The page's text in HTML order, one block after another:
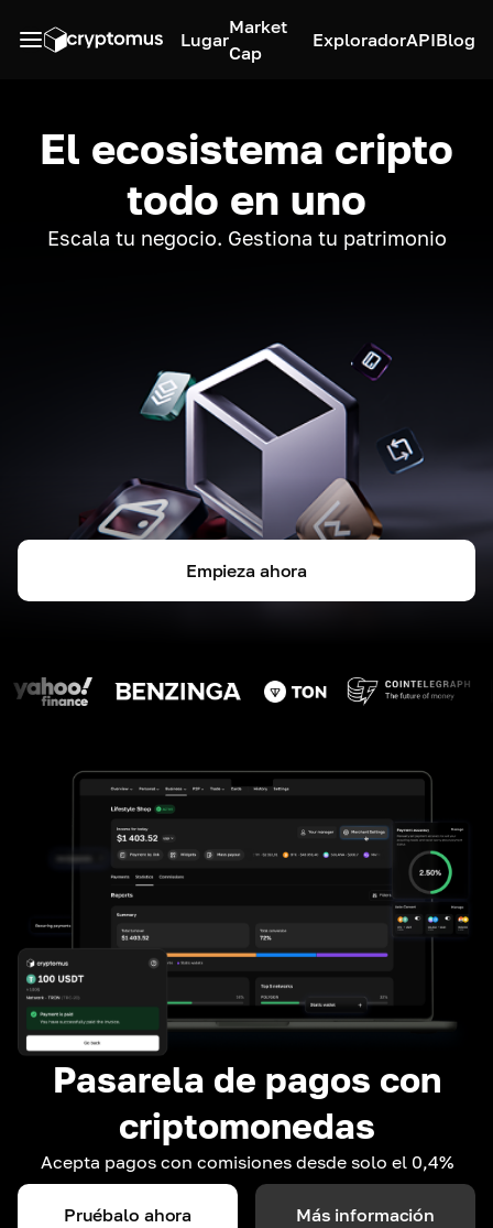
Lugar
Market
Cap
ExploradorAPIBlog
El ecosistema cripto
todo en uno
Escala tu negocio. Gestiona tu patrimonio
Empieza ahora
Pasarela de pagos con
criptomonedas
Acepta pagos con comisiones desde solo el 0,4%
Pruébalo ahora Más información